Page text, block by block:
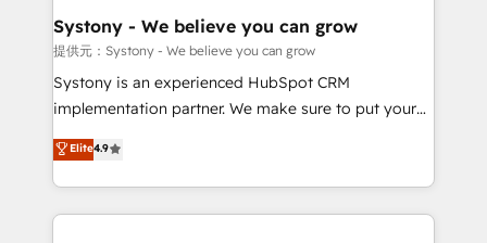
Agent Creation 🔄 Custom Integrations & Data
Migration Why 1406 We become part of your team.
Your team learns while we build. We fix what others
broke. Built for mid-market reality—practical
constraints. By the Numbers 🏆 Top 1% of all
HubSpot partners 🔄 Top 5% globally in client
Systony - We believe you can grow
提供元：Systony - We believe you can grow
Systony is an experienced HubSpot CRM
implementation partner. We make sure to put your
organization's needs and goals first and think along
with your organization. We are only satisfied once
you are too. Why Systony? - 20+ years of
experience with CRM, Marketing, Sales & Service
Elite4.9